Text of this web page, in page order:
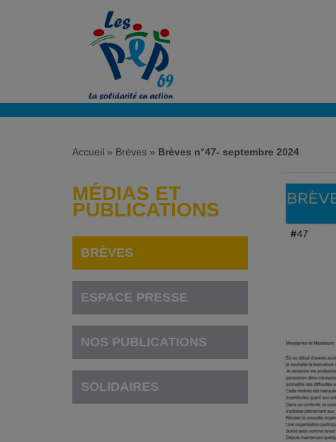
Accueil » Brèves » Brèves n°47- septembre 2024
MÉDIAS ET
PUBLICATIONS
BRÈVES
ESPACE PRESSE
NOS PUBLICATIONS
SOLIDAIRES